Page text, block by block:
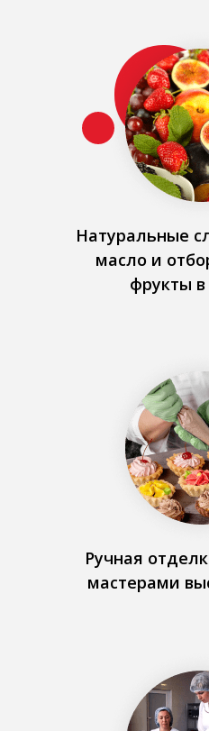
Ручная
мастерами
Натуральные
масло и
фрукты в